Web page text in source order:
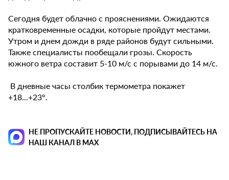
Сегодня будет облачно с прояснениями. Ожидаются
кратковременные осадки, которые пройдут местами.
Утром и днем дожди в ряде районов будут сильными.
Также специалисты пообещали грозы. Скорость
южного ветра составит 5-10 м/с с порывами до 14 м/с.
В дневные часы столбик термометра покажет
+18...+23°.
НЕ ПРОПУСКАЙТЕ НОВОСТИ, ПОДПИСЫВАЙТЕСЬ НА
НАШ КАНАЛ В MAX